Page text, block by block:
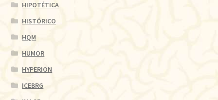
HIPOTÉTICA
HISTÓRICO
HQM
HUMOR
HYPERION
ICEBRG